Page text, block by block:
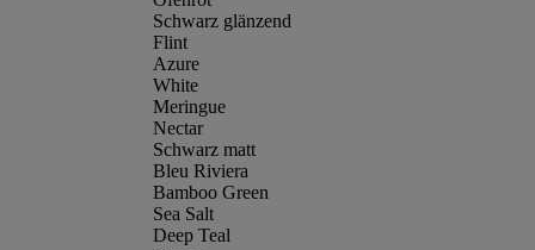
Schwarz glänzend
Flint
Azure
White
Meringue
Nectar
Schwarz matt
Bleu Riviera
Bamboo Green
Sea Salt
Deep Teal